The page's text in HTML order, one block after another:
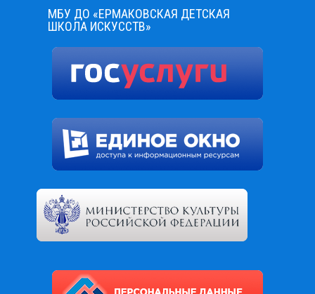
МБУ ДО «ЕРМАКОВСКАЯ ДЕТСКАЯ
ШКОЛА ИСКУССТВ»